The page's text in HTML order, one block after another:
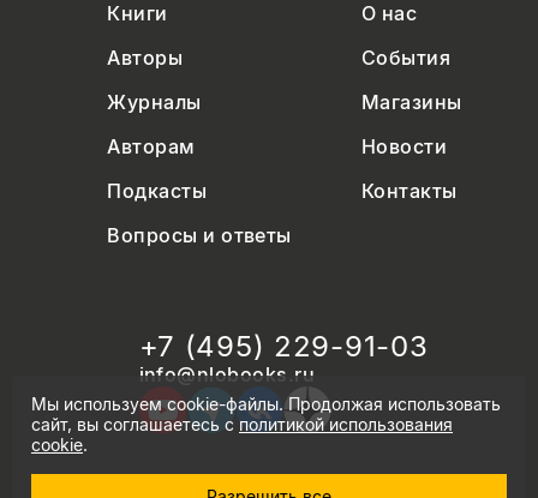
Книги
О нас
Авторы
События
Журналы
Магазины
Авторам
Новости
Подкасты
Контакты
Вопросы и ответы
+7 (495) 229-91-03
info@nlobooks.ru
Мы используем cookie-файлы. Продолжая использовать
сайт, вы соглашаетесь сполитикой использования
cookie.